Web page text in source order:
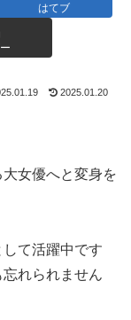
はてブ
2025.01.20
女優へと変身を
て活躍中です
れられません